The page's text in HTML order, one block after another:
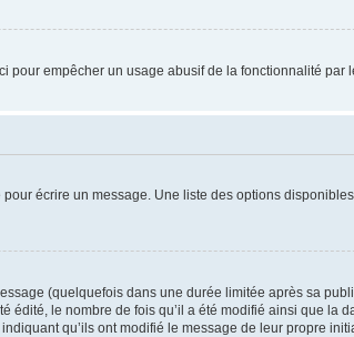
pour empêcher un usage abusif de la fonctionnalité par
écrire un message. Une liste des options
(quelquefois dans une durée limitée après sa
le nombre de fois qu’il a été modifié ainsi que la
qu’ils ont modifié le message de leur propre